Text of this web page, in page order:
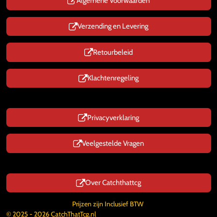
Verzending en Levering
Retourbeleid
Klachtenregeling
Privacyverklaring
Veelgestelde Vragen
Over Catchthattcg
Prijzen zijn Inclusief BTW
© 2025 - 2026 CatchThatTcg.nl